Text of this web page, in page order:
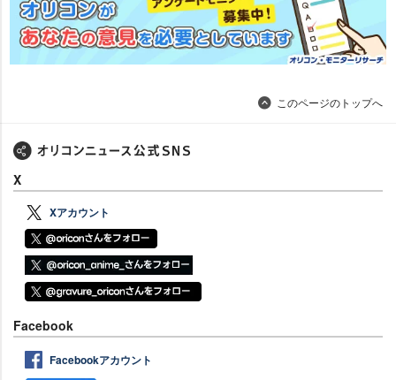
このページのトップへ
X
Xアカウント
Facebook
Facebookアカウント